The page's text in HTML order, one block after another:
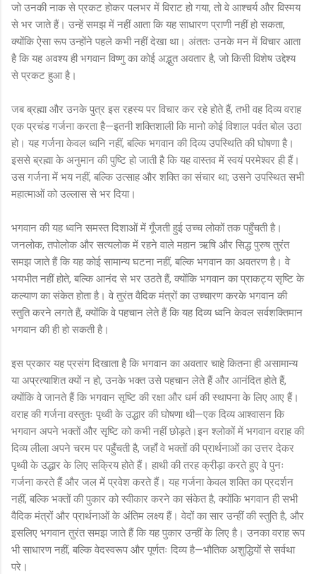
जो उनकी नाक से प्रकट होकर पलभर में विराट हो गया, तो वे आश्चर्य और विस्मय
से भर जाते हैं। उन्हें समझ में नहीं आता कि यह साधारण प्राणी नहीं हो सकता,
क्योंकि ऐसा रूप उन्होंने पहले कभी नहीं देखा था। अंततः उनके मन में विचार आता
है कि यह अवश्य ही भगवान विष्णु का कोई अद्भुत अवतार है, जो किसी विशेष उद्देश्य
से प्रकट हुआ है।
जब ब्रह्मा और उनके पुत्र इस रहस्य पर विचार कर रहे होते हैं, तभी वह दिव्य वराह
एक प्रचंड गर्जना करता है—इतनी शक्तिशाली कि मानो कोई विशाल पर्वत बोल उठा
हो। यह गर्जना केवल ध्वनि नहीं, बल्कि भगवान की दिव्य उपस्थिति की घोषणा है।
इससे ब्रह्मा के अनुमान की पुष्टि हो जाती है कि यह वास्तव में स्वयं परमेश्वर ही हैं।
उस गर्जना में भय नहीं, बल्कि उत्साह और शक्ति का संचार था; उसने उपस्थित सभी
महात्माओं को उल्लास से भर दिया।
भगवान की यह ध्वनि समस्त दिशाओं में गूँजती हुई उच्च लोकों तक पहुँचती है।
जनलोक, तपोलोक और सत्यलोक में रहने वाले महान ऋषि और सिद्ध पुरुष तुरंत
समझ जाते हैं कि यह कोई सामान्य घटना नहीं, बल्कि भगवान का अवतरण है। वे
भयभीत नहीं होते, बल्कि आनंद से भर उठते हैं, क्योंकि भगवान का प्राकट्य सृष्टि के
कल्याण का संकेत होता है। वे तुरंत वैदिक मंत्रों का उच्चारण करके भगवान की
स्तुति करने लगते हैं, क्योंकि वे पहचान लेते हैं कि यह दिव्य ध्वनि केवल सर्वशक्तिमान
भगवान की ही हो सकती है।
इस प्रकार यह प्रसंग दिखाता है कि भगवान का अवतार चाहे कितना ही असामान्य
या अप्रत्याशित क्यों न हो, उनके भक्त उसे पहचान लेते हैं और आनंदित होते हैं,
क्योंकि वे जानते हैं कि भगवान सृष्टि की रक्षा और धर्म की स्थापना के लिए आए हैं।
वराह की गर्जना वस्तुतः पृथ्वी के उद्धार की घोषणा थी—एक दिव्य आश्वासन कि
भगवान अपने भक्तों और सृष्टि को कभी नहीं छोड़ते।इन श्लोकों में भगवान वराह की
दिव्य लीला अपने चरम पर पहुँचती है, जहाँ वे भक्तों की प्रार्थनाओं का उत्तर देकर
पृथ्वी के उद्धार के लिए सक्रिय होते हैं। हाथी की तरह क्रीड़ा करते हुए वे पुनः
गर्जना करते हैं और जल में प्रवेश करते हैं। यह गर्जना केवल शक्ति का प्रदर्शन
नहीं, बल्कि भक्तों की पुकार को स्वीकार करने का संकेत है, क्योंकि भगवान ही सभी
वैदिक मंत्रों और प्रार्थनाओं के अंतिम लक्ष्य हैं। वेदों का सार उन्हीं की स्तुति है, और
इसलिए भगवान तुरंत समझ जाते हैं कि यह पुकार उन्हीं के लिए है। उनका वराह रूप
भी साधारण नहीं, बल्कि वेदस्वरूप और पूर्णतः दिव्य है—भौतिक अशुद्धियों से सर्वथा
परे।